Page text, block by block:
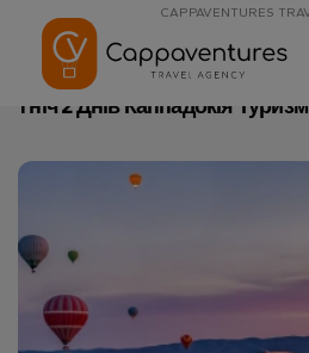
CAPPAVENTURES
Домашня сторінка
1 ніч 2 Днів Каппадокія Туризм